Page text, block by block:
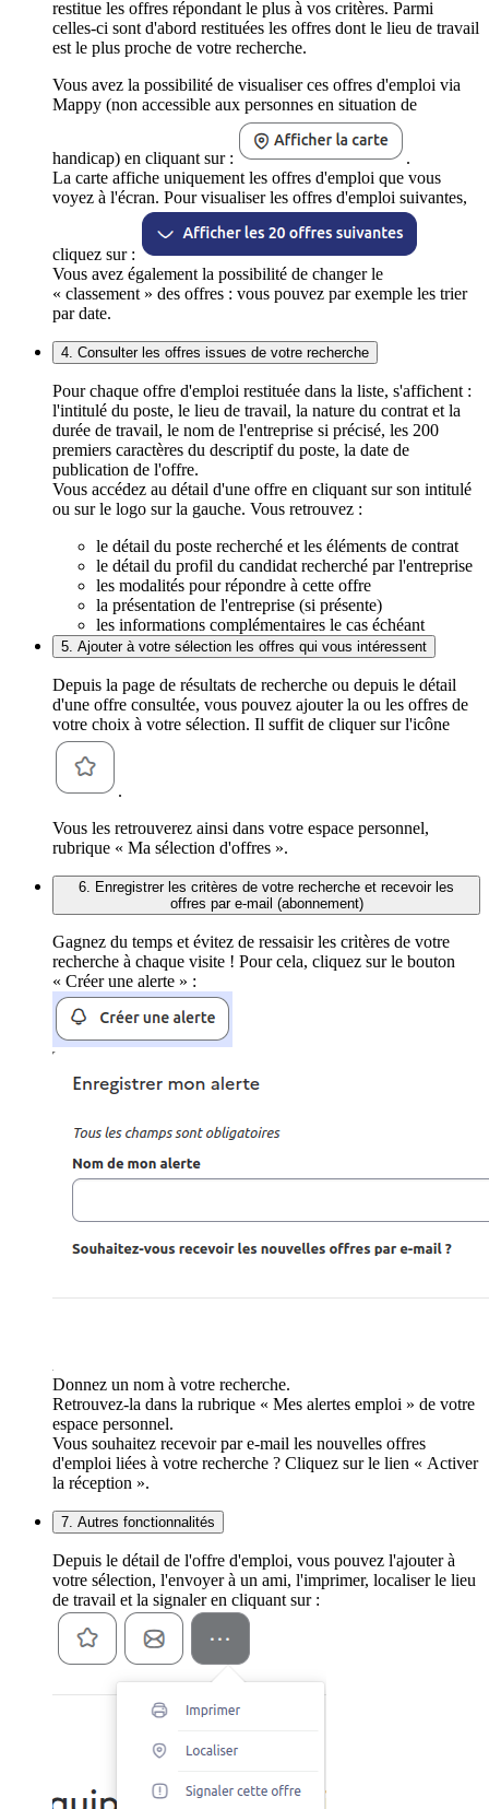
restitue les offres répondant le plus à vos critères. Parmi
celles-ci sont d'abord restituées les offres dont le lieu de travail
est le plus proche de votre recherche.
Vous avez la possibilité de visualiser ces offres d'emploi via
Mappy (non accessible aux personnes en situation de
handicap) en cliquant sur :
.
La carte affiche uniquement les offres d'emploi que vous
voyez à l'écran. Pour visualiser les offres d'emploi suivantes,
cliquez sur :
Vous avez également la possibilité de changer le
« classement » des offres : vous pouvez par exemple les trier
par date.
4. Consulter les offres issues de votre recherche
Pour chaque offre d'emploi restituée dans la liste, s'affichent :
l'intitulé du poste, le lieu de travail, la nature du contrat et la
durée de travail, le nom de l'entreprise si précisé, les 200
premiers caractères du descriptif du poste, la date de
publication de l'offre.
Vous accédez au détail d'une offre en cliquant sur son intitulé
ou sur le logo sur la gauche. Vous retrouvez :
le détail du poste recherché et les éléments de contrat
le détail du profil du candidat recherché par l'entreprise
les modalités pour répondre à cette offre
la présentation de l'entreprise (si présente)
les informations complémentaires le cas échéant
5. Ajouter à votre sélection les offres qui vous intéressent
Depuis la page de résultats de recherche ou depuis le détail
d'une offre consultée, vous pouvez ajouter la ou les offres de
votre choix à votre sélection. Il suffit de cliquer sur l'icône
.
Vous les retrouverez ainsi dans votre espace personnel,
rubrique « Ma sélection d'offres ».
6. Enregistrer les critères de votre recherche et recevoir les
offres par e-mail (abonnement)
Gagnez du temps et évitez de ressaisir les critères de votre
recherche à chaque visite ! Pour cela, cliquez sur le bouton
« Créer une alerte » :
Donnez un nom à votre recherche.
Retrouvez-la dans la rubrique « Mes alertes emploi » de votre
espace personnel.
Vous souhaitez recevoir par e-mail les nouvelles offres
d'emploi liées à votre recherche ? Cliquez sur le lien « Activer
la réception ».
7. Autres fonctionnalités
Depuis le détail de l'offre d'emploi, vous pouvez l'ajouter à
votre sélection, l'envoyer à un ami, l'imprimer, localiser le lieu
de travail et la signaler en cliquant sur :